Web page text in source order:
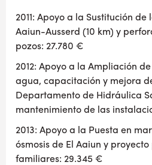
2011: Apoyo a la Sustitución de
Aaiun-Ausserd (10 km) y
pozos: 27.780 €
2012: Apoyo a la Ampliación
agua, capacitación y mejora
Departamento de Hidráulica
mantenimiento de las
2013: Apoyo a la Puesta en
ósmosis de El Aaiun y
familiares: 29.345 €